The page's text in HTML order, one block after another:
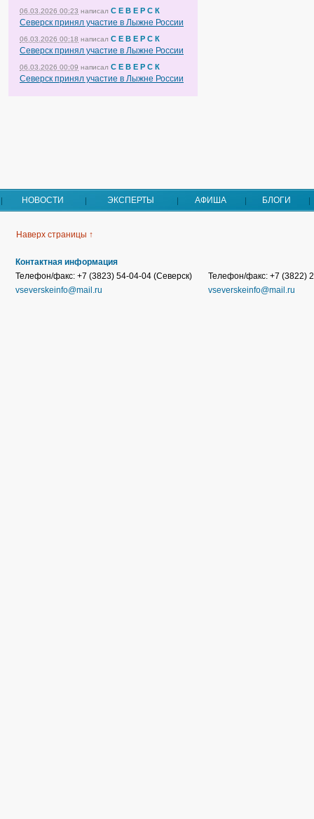
06.03.2026 00:23 написал С Е В Е Р С К
Северск принял участие в Лыжне России
06.03.2026 00:18 написал С Е В Е Р С К
Северск принял участие в Лыжне России
06.03.2026 00:09 написал С Е В Е Р С К
Северск принял участие в Лыжне России
НОВОСТИ ЭКСПЕРТЫ АФИША БЛОГИ
Наверх страницы ↑
Контактная информация
Телефон/факс: +7 (3823) 54-04-04 (Северск)
vseverskeinfo@mail.ru
Телефон/факс: +7 (3822)
vseverskeinfo@mail.ru